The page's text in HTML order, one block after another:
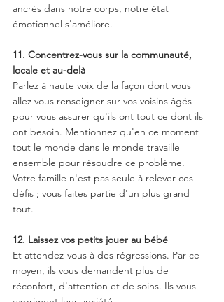
ancrés dans notre corps, notre état
émotionnel s'améliore.
11. Concentrez-vous sur la communauté,
locale et au-delà
Parlez à haute voix de la façon dont vous
allez vous renseigner sur vos voisins âgés
pour vous assurer qu'ils ont tout ce dont ils
ont besoin. Mentionnez qu'en ce moment
tout le monde dans le monde travaille
ensemble pour résoudre ce problème.
Votre famille n'est pas seule à relever ces
défis ; vous faites partie d'un plus grand
tout.
12. Laissez vos petits jouer au bébé
Et attendez-vous à des régressions. Par ce
moyen, ils vous demandent plus de
réconfort, d'attention et de soins. Ils vous